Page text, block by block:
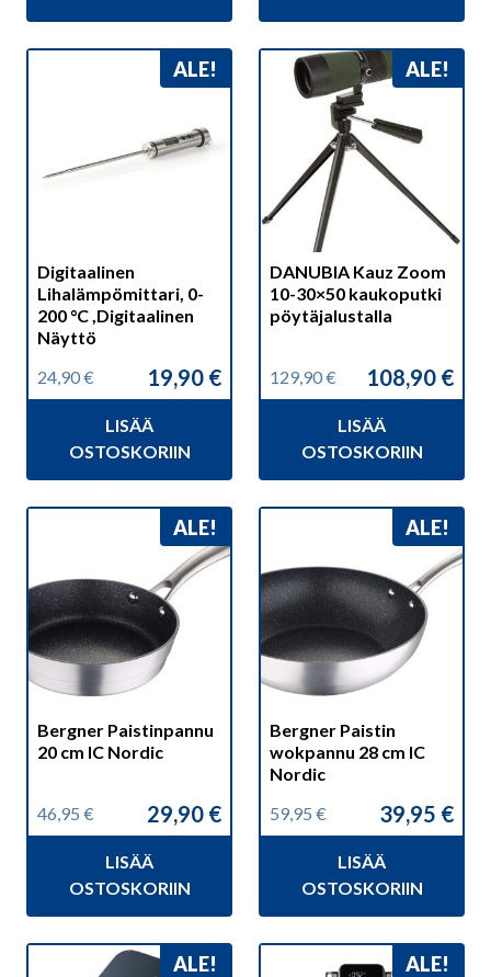
ALE!
Digitaalinen
Lihalämpömittari, 0-
200 °C ,Digitaalinen
Näyttö
24,90€
Alkuperäinen
24,90 €.
19,90 €
Nykyinen
19,90 €.
LISÄÄ
OSTOSKORIIN
ALE!
DANUBIA Kauz Zoom
10-30×50 kaukoputki
pöytäjalustalla
129,90€
Alkuperäinen
129,90 €.
108,90 €
Nykyinen
108,90 €.
LISÄÄ
OSTOSKORIIN
ALE!
Bergner Paistinpannu
20 cm IC Nordic
46,95 €
Alkuperäinen
46,95 €.
29,90 €
Nykyinen
29,90 €.
LISÄÄ
OSTOSKORIIN
ALE!
Bergner Paistin
wokpannu 28 cm IC
Nordic
59,95 €
Alkuperäinen
59,95 €.
39,95 €
Nykyinen
39,95 €.
LISÄÄ
OSTOSKORIIN
ALE! ALE!